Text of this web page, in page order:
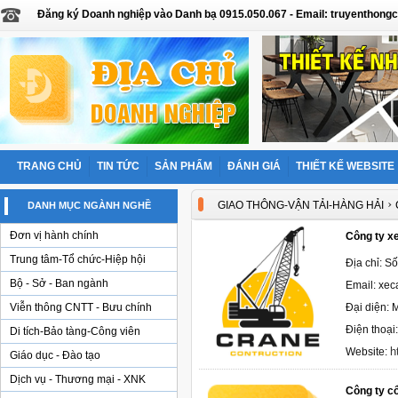
Đăng ký Doanh nghiệp vào Danh bạ 0915.050.067 - Email:
TRANG CHỦ TIN TỨC SẢN PHẨM ĐÁNH GIÁ THIẾT KẾ WEBSITE
DANH MỤC NGÀNH NGHỀ
Đơn vị hành chính
Trung tâm-Tổ chức-Hiệp hội
Bộ - Sở - Ban ngành
Viễn thông CNTT - Bưu chính
Di tích-Bảo tàng-Công viên
Giáo dục - Đào tạo
Dịch vụ - Thương mại - XNK
GIAO THÔNG-VẬN TẢI-HÀNG HẢI›
Công ty
Địa chỉ:
Email:
Đại diện:
Điện
Website:
Công ty